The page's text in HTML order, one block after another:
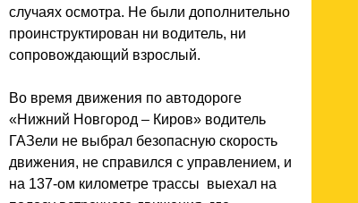
случаях осмотра. Не были дополнительно
проинструктирован ни водитель, ни
сопровождающий взрослый.
Во время движения по автодороге
«Нижний Новгород – Киров» водитель
ГАЗели не выбрал безопасную скорость
движения, не справился с управлением, и
на 137-ом километре трассы выехал на